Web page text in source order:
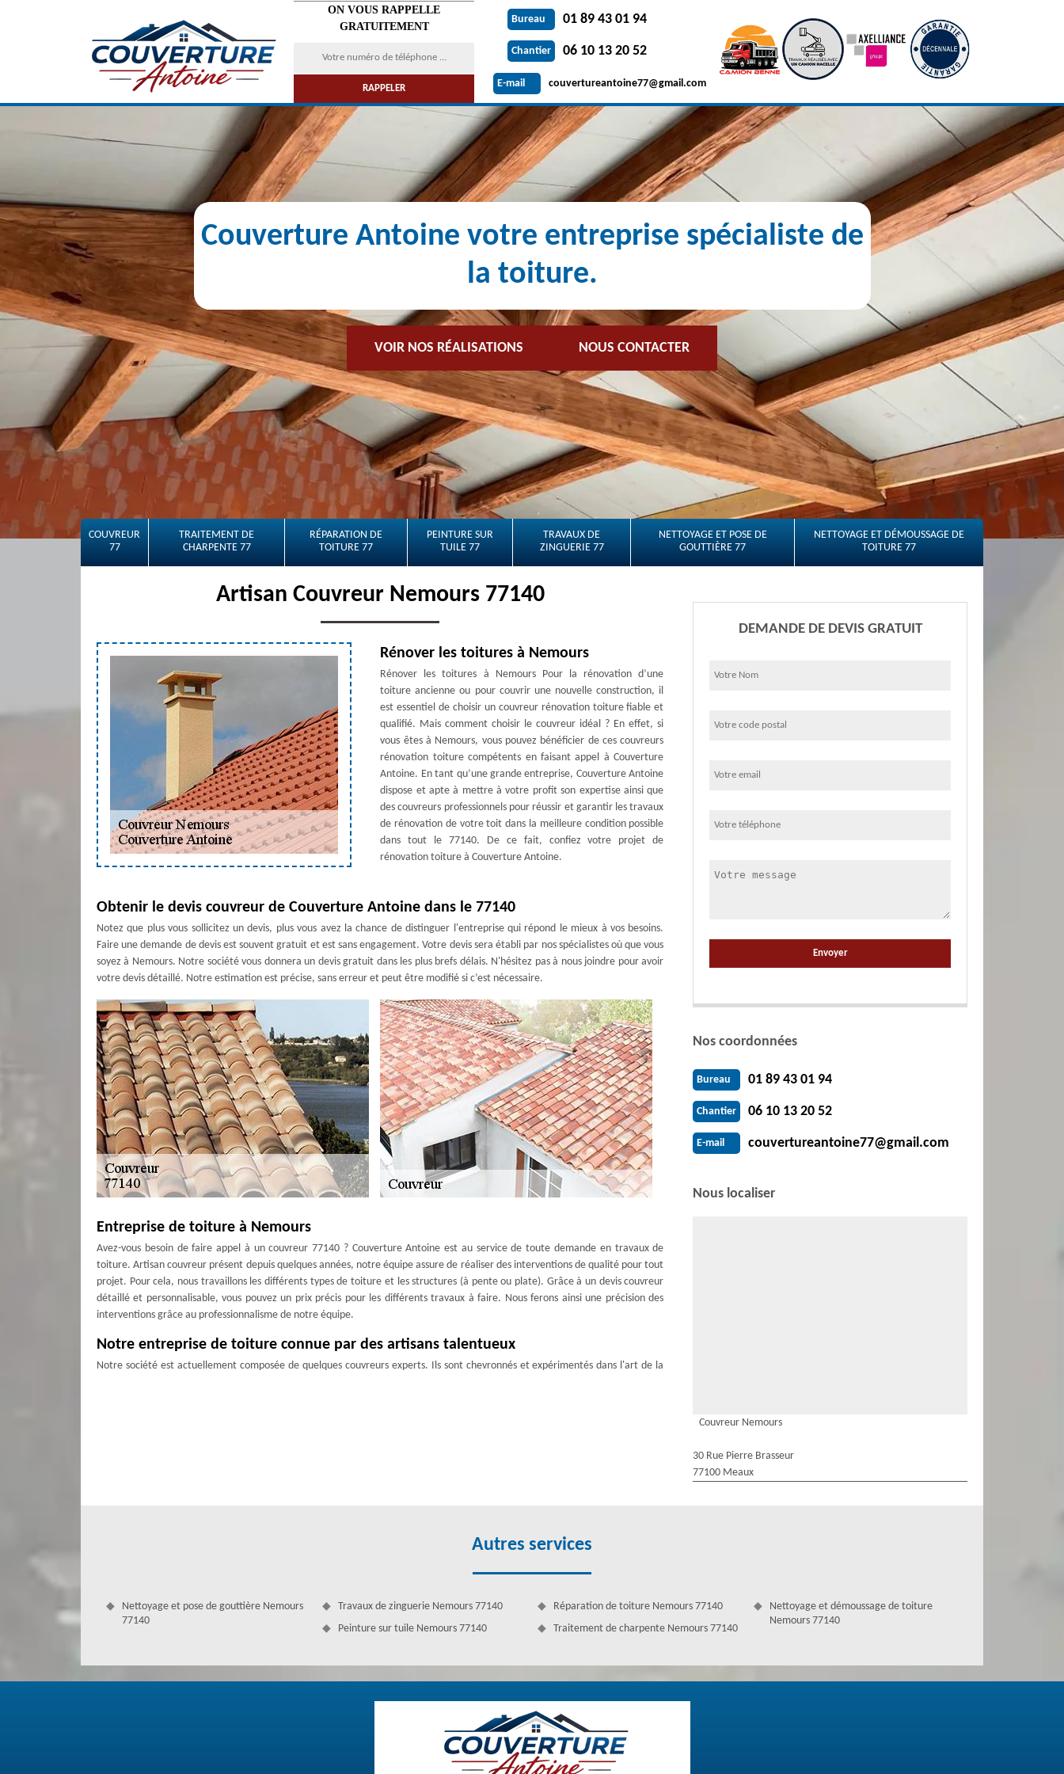
ON VOUS RAPPELLE
GRATUITEMENT
Bureau 01 89 43 01 94
Chantier 06 10 13 20 52
E-mail couvertureantoine77@gmail.com
Couverture Antoine votre entreprise spécialiste de
la toiture.
VOIR NOS RÉALISATIONS NOUS CONTACTER
COUVREUR
77
TRAITEMENT DE
CHARPENTE 77
RÉPARATION DE
TOITURE 77
PEINTURE SUR
TUILE 77
TRAVAUX DE
ZINGUERIE 77
NETTOYAGE ET POSE DE
GOUTTIÈRE 77
NETTOYAGE ET DÉMOUSSAGE DE
TOITURE 77
Artisan Couvreur Nemours 77140
Rénover les toitures à Nemours
Rénover les toitures à Nemours Pour la rénovation d’une
toiture ancienne ou pour couvrir une nouvelle construction, il
est essentiel de choisir un couvreur rénovation toiture fiable et
qualifié. Mais comment choisir le couvreur idéal ? En effet, si
vous êtes à Nemours, vous pouvez bénéficier de ces couvreurs
rénovation toiture compétents en faisant appel à Couverture
Antoine. En tant qu’une grande entreprise, Couverture Antoine
dispose et apte à mettre à votre profit son expertise ainsi que
des couvreurs professionnels pour réussir et garantir les travaux
de rénovation de votre toit dans la meilleure condition possible
dans tout le 77140. De ce fait, confiez votre projet de
rénovation toiture à Couverture Antoine.
Obtenir le devis couvreur de Couverture Antoine dans le 77140
Notez que plus vous sollicitez un devis, plus vous avez la chance de distinguer l'entreprise qui répond le mieux à vos besoins.
Faire une demande de devis est souvent gratuit et est sans engagement. Votre devis sera établi par nos spécialistes où que vous
soyez à Nemours. Notre société vous donnera un devis gratuit dans les plus brefs délais. N'hésitez pas à nous joindre pour avoir
votre devis détaillé. Notre estimation est précise, sans erreur et peut être modifié si c’est nécessaire.
Entreprise de toiture à Nemours
Avez-vous besoin de faire appel à un couvreur 77140 ? Couverture Antoine est au service de toute demande en travaux de
toiture. Artisan couvreur présent depuis quelques années, notre équipe assure de réaliser des interventions de qualité pour tout
projet. Pour cela, nous travaillons les différents types de toiture et les structures (à pente ou plate). Grâce à un devis couvreur
détaillé et personnalisable, vous pouvez un prix précis pour les différents travaux à faire. Nous ferons ainsi une précision des
interventions grâce au professionnalisme de notre équipe.
Notre entreprise de toiture connue par des artisans talentueux
Notre société est actuellement composée de quelques couvreurs experts. Ils sont chevronnés et expérimentés dans l'art de la
Réalisations professionnelles pour un traitement de toiture — Nemours 77140
Quand il s'agit de nettoyer votre toit, il est préférable d'opter pour des produits efficaces et non nuisibles, mais surtout adaptés
à votre type de toiture. Il est également très important de confier cette tâche à une équipe ou à une entreprise expérimentée
dans le nettoyage de toiture. Vous devez travailler avec des professionnels actifs pour prévenir tous types d'accidents qui
pourraient vous menace. Nous parcourons toute la ville de 77140 pour nettoyer votre toit avec nos couvreurs spécialisés.
DEMANDE DE DEVIS GRATUIT
Nos coordonnées
Bureau 01 89 43 01 94
Chantier 06 10 13 20 52
E-mail couvertureantoine77@gmail.com
Nous localiser
Couvreur Nemours
30 Rue Pierre Brasseur
77100 Meaux
Autres services
Nettoyage et pose de gouttière Nemours
77140
Travaux de zinguerie Nemours 77140
Peinture sur tuile Nemours 77140
Réparation de toiture Nemours 77140
Traitement de charpente Nemours 77140
Nettoyage et démoussage de toiture
Nemours 77140